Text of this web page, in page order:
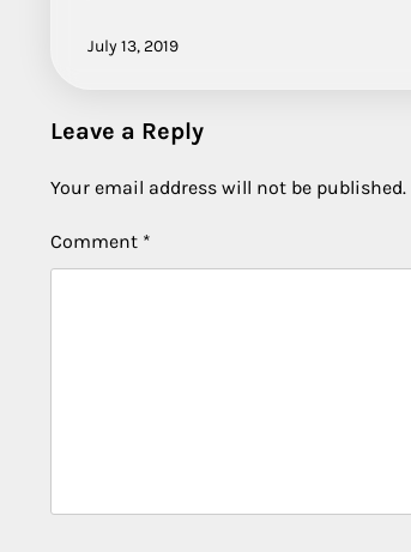
July 13, 2019
Leave a Reply
Your email address will not be published.
Comment *